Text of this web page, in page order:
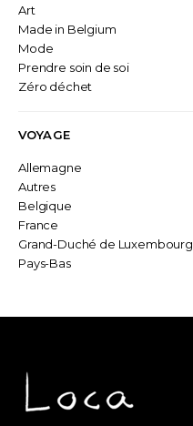
Art
Made in Belgium
Mode
Prendre soin de soi
Zéro déchet
VOYAGE
Allemagne
Autres
Belgique
France
Grand-Duché de Luxembourg
Pays-Bas